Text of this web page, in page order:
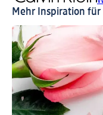
Mehr Inspiration für